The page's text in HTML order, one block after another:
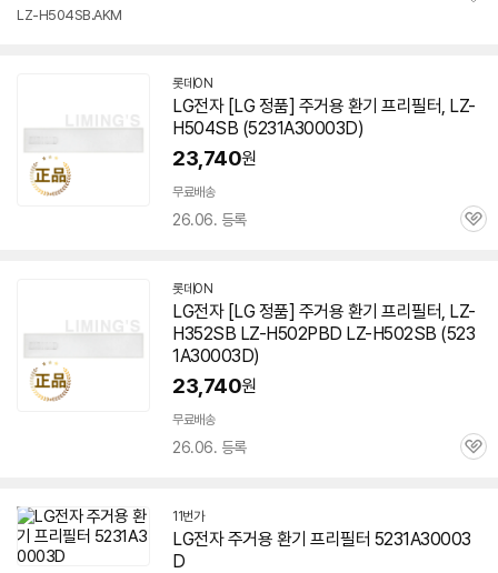
LZ-H504SB.AKM
기
롯데ON
LG전자 [LG 정품] 주거용 환기 프리필터, LZ-
H504SB (5231A30003D)
23,740원
무료배송
26.06. 등록
관
롯데ON
LG전자 [LG 정품] 주거용 환기 프리필터, LZ-
H352SB LZ-H502PBD LZ-H502SB (523
1A30003D)
23,740원
무료배송
26.06. 등록
관
11번가
LG전자 주거용 환기 프리필터 5231A30003
D